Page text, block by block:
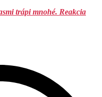
trápi mnohé. Reakcia